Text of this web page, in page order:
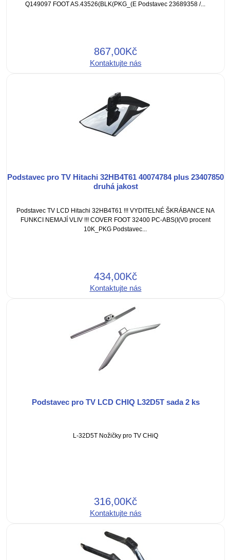
Q149097 FOOT AS.43526(BLK(PKG_(E Podstavec 23689358 /...
867,00Kč
Kontaktujte nás
Podstavec pro TV Hitachi 32HB4T61 40074784 plus 23407850
druhá jakost
Podstavec TV LCD Hitachi 32HB4T61 !!! VYDITELNÉ ŠKRÁBANCE NA
FUNKCI NEMAJÍ VLIV !!! COVER FOOT 32400 PC-ABS(I(V0 procent
10K_PKG Podstavec...
434,00Kč
Kontaktujte nás
Podstavec pro TV LCD CHIQ L32D5T sada 2 ks
L-32D5T Nožičky pro TV CHiQ
316,00Kč
Kontaktujte nás